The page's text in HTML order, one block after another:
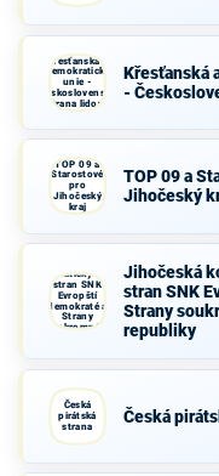
Křesťanská a
demokratická
unie -
Československá
strana lidová
Křesťanská
-
TOP 09 a
Starostové
pro
Jihočeský
kraj
TOP 09 a
Jihočeský
politických
stran SNK
Evropští
demokraté a
Strany
soukromníků
Jihočeská
stran SNK
Strany
republiky
Česká
pirátská
strana
Česká